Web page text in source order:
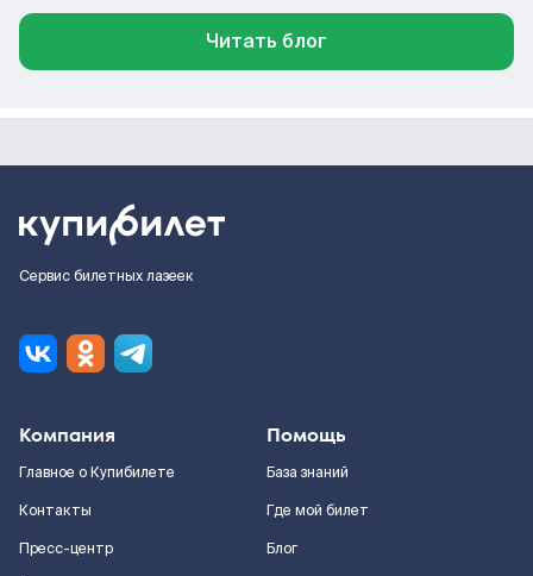
Читать блог
Сервис билетных лазеек
Компания
Главное о Купибилете
Контакты
Пресс-центр
Помощь
База знаний
Где мой билет
Блог